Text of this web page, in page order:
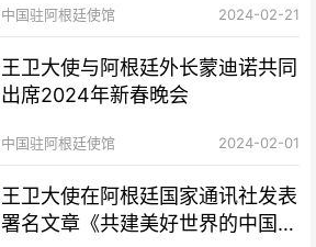
中国驻阿根廷使馆 2024-02-21
王卫大使与阿根廷外长蒙迪诺共同
出席2024年新春晚会
中国驻阿根廷使馆 2024-02-01
王卫大使在阿根廷国家通讯社发表
署名文章《共建美好世界的中国方